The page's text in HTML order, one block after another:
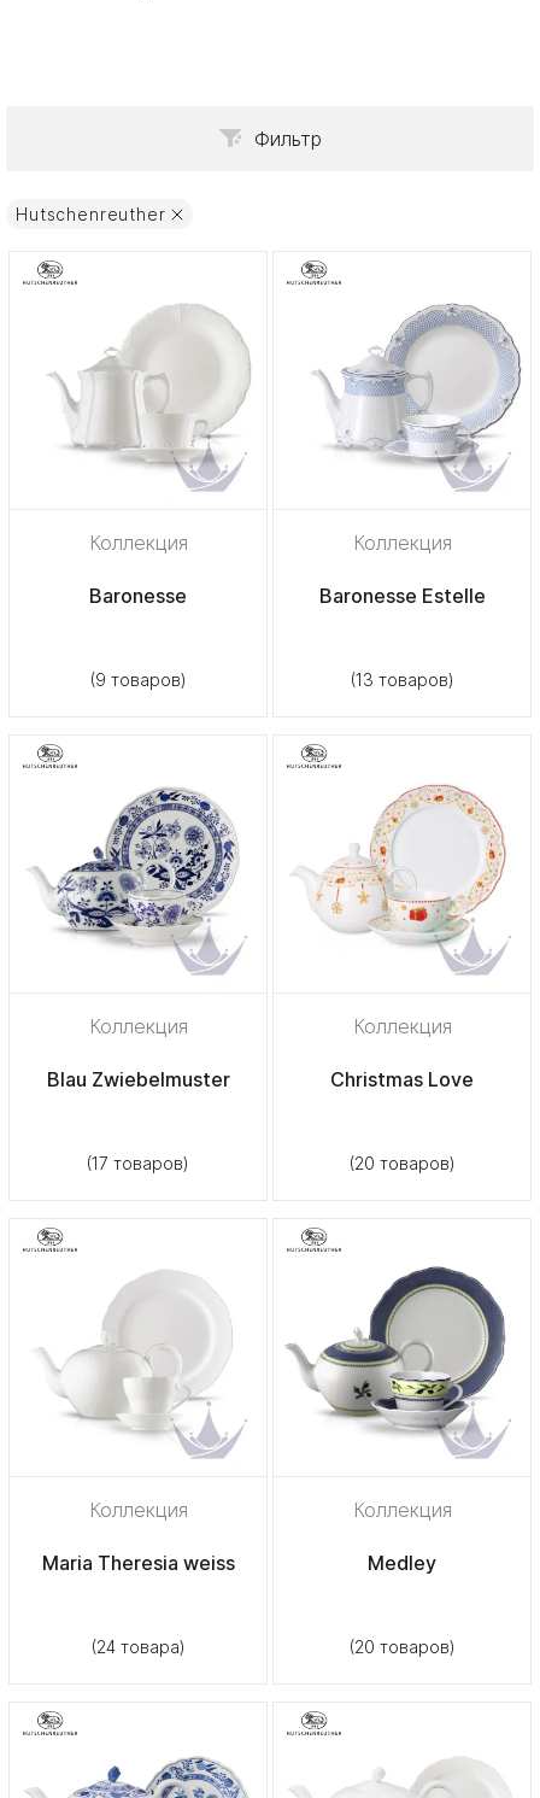
Фильтр
Hutschenreuther
Коллекция
Baronesse
(9 товаров)
Коллекция
Baronesse Estelle
(13 товаров)
Коллекция
Blau Zwiebelmuster
(17 товаров)
Коллекция
Christmas Love
(20 товаров)
Коллекция
Maria Theresia weiss
(24 товара)
Коллекция
Medley
(20 товаров)